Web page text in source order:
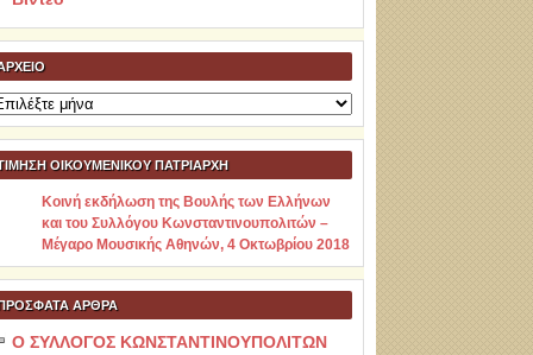
ΟΙΚΟΥΜΕΝΙΚΟΥ ΠΑΤΡΙΑΡΧΗ
Κοινή εκδήλωση της Βουλής των Ελλήνων
και του Συλλόγου Κωνσταντινουπολιτών –
Μέγαρο Μουσικής Αθηνών, 4 Οκτωβρίου 2018
ΆΡΘΡΑ
Ο ΣΥΛΛΟΓΟΣ ΚΩΝΣΤΑΝΤΙΝΟΥΠΟΛΙΤΩΝ